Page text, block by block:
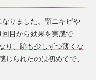
りました。顎ニキビや
目から効果を実感で
り、跡も少しずつ薄くな
じられたのは初めてで、